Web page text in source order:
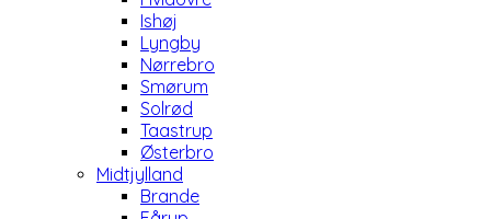
Ishøj
Lyngby
Nørrebro
Smørum
Solrød
Taastrup
Østerbro
Midtjylland
Brande